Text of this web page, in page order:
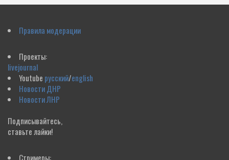
Правила модерации
Проекты:
livejournal
Youtube русский/english
Новости ДНР
Новости ЛНР
Подписывайтесь,
ставьте лайки!
Стримеры: